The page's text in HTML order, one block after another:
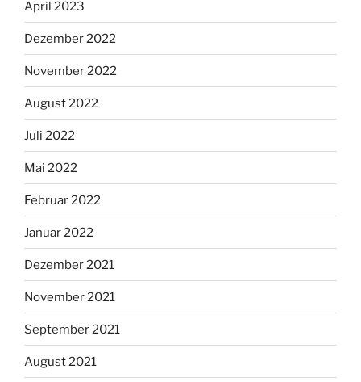
April 2023
Dezember 2022
November 2022
August 2022
Juli 2022
Mai 2022
Februar 2022
Januar 2022
Dezember 2021
November 2021
September 2021
August 2021